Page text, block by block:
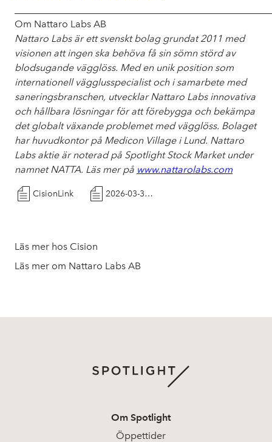
Om Nattaro Labs AB
Nattaro Labs är ett svenskt bolag grundat 2011 med
visionen att ingen ska behöva få sin sömn störd av
blodsugande vägglöss. Med en unik position som
internationell vägglusspecialist och i samarbete med
saneringsbranschen, utvecklar Nattaro Labs innovativa
och hållbara lösningar för att förebygga och bekämpa
det globalt växande problemet med vägglöss. Bolaget
har huvudkontor på Medicon Village i Lund. Nattaro
Labs aktie är noterad på Spotlight Stock Market under
namnet NATTA. Läs mer på www.nattarolabs.com
CisionLink 2026-03-30 Pressmeddelande Nattaro Labs AB kallellse a rssta mma
Läs mer hos Cision
Läs mer om Nattaro Labs AB
Om Spotlight
Öppettider